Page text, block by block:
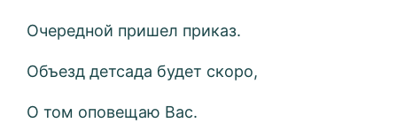
Очередной пришел приказ.
Объезд детсада будет скоро,
О том оповещаю Вас.